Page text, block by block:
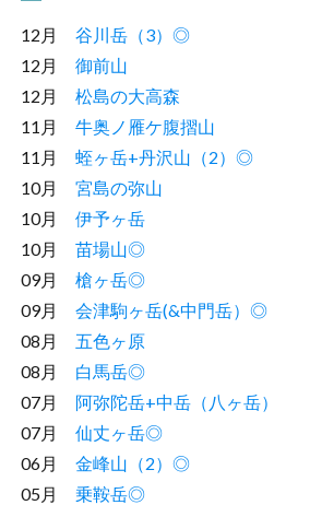
12月 谷川岳（3）◎
12月 御前山
12月 松島の大高森
11月 牛奥ノ雁ケ腹摺山
11月 蛭ヶ岳+丹沢山（2）◎
10月 宮島の弥山
10月 伊予ヶ岳
10月 苗場山◎
09月 槍ヶ岳◎
09月 会津駒ヶ岳(&中門岳）◎
08月 五色ヶ原
08月 白馬岳◎
07月 阿弥陀岳+中岳（八ヶ岳）
07月 仙丈ヶ岳◎
06月 金峰山（2）◎
05月 乗鞍岳◎